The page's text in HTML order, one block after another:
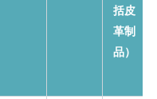
括皮
革制
品）